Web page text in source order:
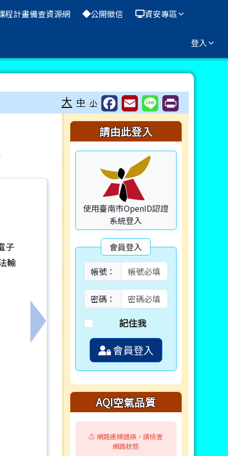
程計畫備查資源網 公開徵信 資安專區
登入
大 中 小
本府毒品危害防制中心宣導。
子
輸
下一筆：轉知環境部製作之《校園空氣品質
右邊區域內容
請由此登入
使用臺南市OpenID認證
系統登入
會員登入
帳號：
密碼：
記住我
會員登入
AQI空氣品質
⚠️ 網路連線錯誤，請檢查
網路狀態